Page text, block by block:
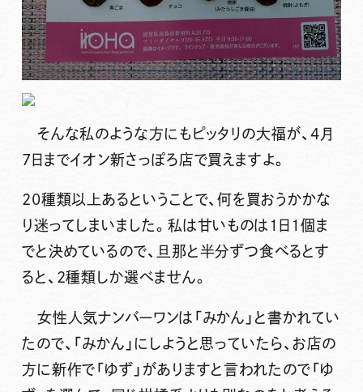
そんな私のような方にもピッタリの大福が、4月
7日までイオン新さっぽろ店で買えますよ。
20種類以上あるということで、何を買おうかかな
り迷ってしまいました。私は甘いものは1日1個ま
でと決めているので、旦那と半分ずつ食べるとす
ると、2種類しか選べません。
女性人気ナンバーワンは「みかん」と書かれてい
たので、「みかん」にしようと思っていたら、お店の
方に新作で「ゆず」がありますと言われたので「ゆ